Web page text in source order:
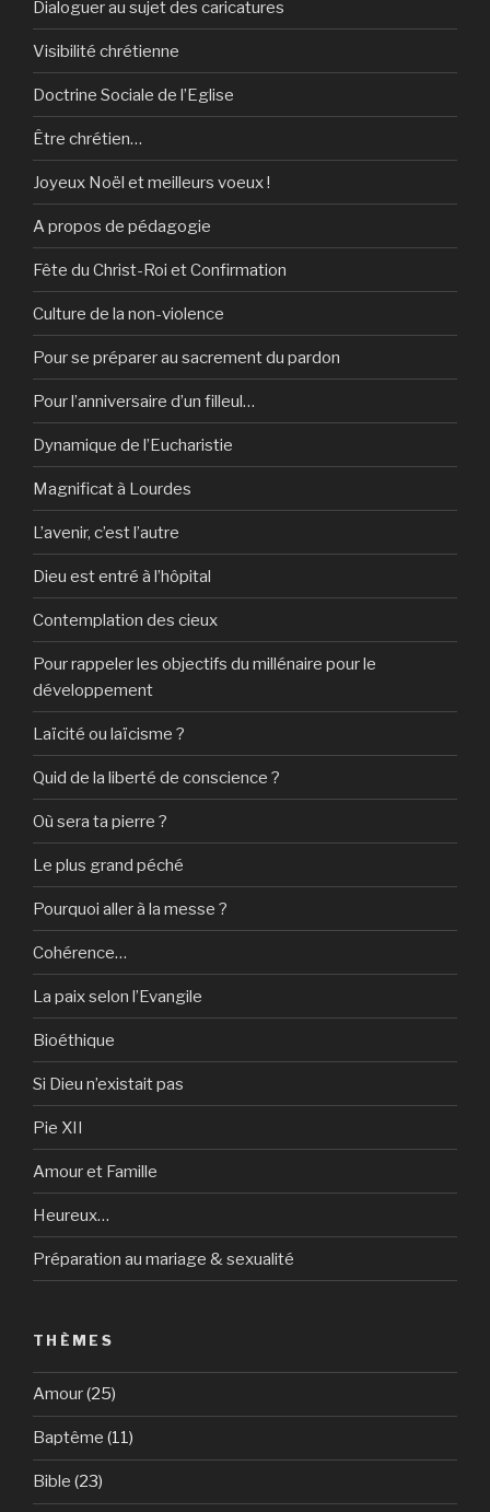
Dialoguer au sujet des caricatures
Visibilité chrétienne
Doctrine Sociale de l’Eglise
Être chrétien…
Joyeux Noël et meilleurs voeux !
A propos de pédagogie
Fête du Christ-Roi et Confirmation
Culture de la non-violence
Pour se préparer au sacrement du pardon
Pour l’anniversaire d’un filleul…
Dynamique de l’Eucharistie
Magnificat à Lourdes
L’avenir, c’est l’autre
Dieu est entré à l’hôpital
Contemplation des cieux
Pour rappeler les objectifs du millénaire pour le
développement
Laïcité ou laïcisme ?
Quid de la liberté de conscience ?
Où sera ta pierre ?
Le plus grand péché
Pourquoi aller à la messe ?
Cohérence…
La paix selon l’Evangile
Bioéthique
Si Dieu n’existait pas
Pie XII
Amour et Famille
Heureux…
Préparation au mariage & sexualité
THÈMES
Amour(25)
Baptême (11)
Bible (23)